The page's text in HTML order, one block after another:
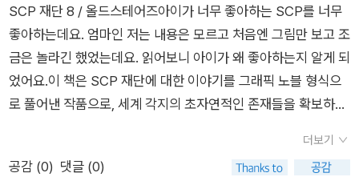
GOC 사령부와 부신교가 한바탕 교전을 벌였고 자신들이 원하는
정보가 아니었음을 알아챈 부신교가 재빠르게 후퇴하면서 갑작
스레 교전이 중단된다. 한편, 싸움의 현장에 있었던 기어스 박사
는 882가 진짜 메카네의 심장이 아니며 진짜 심장은 재단에 확보
해 두었음을 크림슨과 에밀리에게 알리는 메세지를 남긴다. 그 사
크림슨과 에밀리는 침입자들이 나타나기 전에 메카네의 심장을
확보하기 위해 심장이 있다는 장소로 향한다. 제임스는 에밀리가
제임스가 드디어 의식을 찾게 되었습니다. ​제임스가 깨어나기 전
에 부신교 개체들을 조사하기 위해 떠난 크림슨과 에밀리.​제가 개
인적으로 무척 애정하는 바이진. 참 멋진 캐릭터였는데...이번 8
권에서 얼굴모습이 살짝 바...뀐.... ㅠ.ㅠ​저뿐만아니라 아이들도
그리 느낀 모양이더라고요. ​원래의 모습대로 돌아와줘! 바이진!​​만
화 중간중간에 만날 수 있는 SCP들의 설명들​글이 많아서 대충
넘어가면 절대 안돼요!이걸 읽어야 만화를 이해하는데 도움이 많
SCP 재단 8 / 올드스테어즈아이가 너무 좋아하는 SCP를 너무
좋아하는데요. 엄마인 저는 내용은 모르고 처음엔 그림만 보고 조
금은 놀라긴 했었는데요. 읽어보니 아이가 왜 좋아하는지 알게 되
었어요.이 책은 SCP 재단에 대한 이야기를 그래픽 노블 형식으
로 풀어낸 작품으로, 세계 각지의 초자연적인 존재들을 확보하고
이야기를 담고 있어요.중간에는 SCP에 대한 자세한 설명들도 나
와 있었어요.그 중 하나인 SCP-217에 대한 이야기가 등장하는
더보기
공감 (0) 댓글 (0)